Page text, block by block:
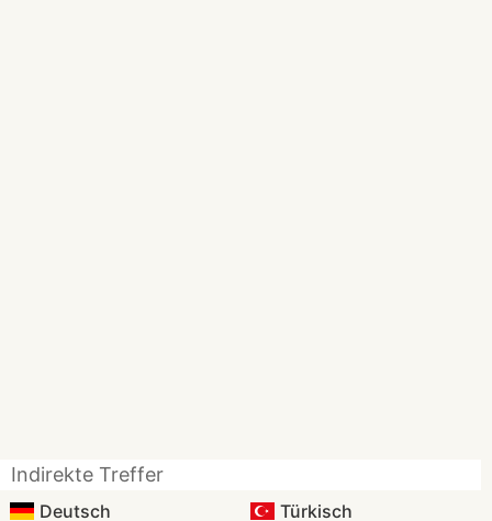
Indirekte Treffer
Deutsch Türkisch